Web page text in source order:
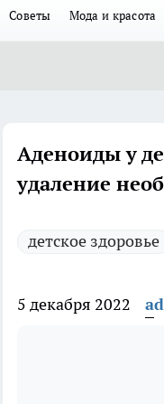
Советы Мода и красота
Аденоиды у
удаление
детское здоровье
5 декабря 2022